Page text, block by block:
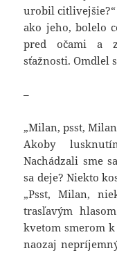
urobil
ako jeho, bolelo
pred očami a
sťažnosti. Omdlel
–
„Milan, psst,
Akoby
Nachádzali sme
sa deje? Niekto
„Psst, Milan,
trasľavým
kvetom smerom
naozaj